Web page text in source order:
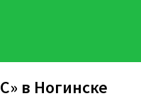
в Ногинске